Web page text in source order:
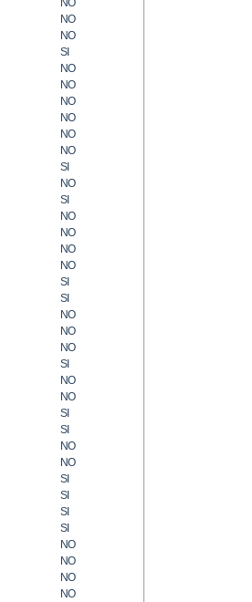
NO
NO
NO
SI
NO
NO
NO
NO
NO
NO
SI
NO
SI
NO
NO
NO
NO
SI
SI
NO
NO
NO
SI
NO
NO
SI
SI
NO
NO
SI
SI
SI
SI
NO
NO
NO
NO